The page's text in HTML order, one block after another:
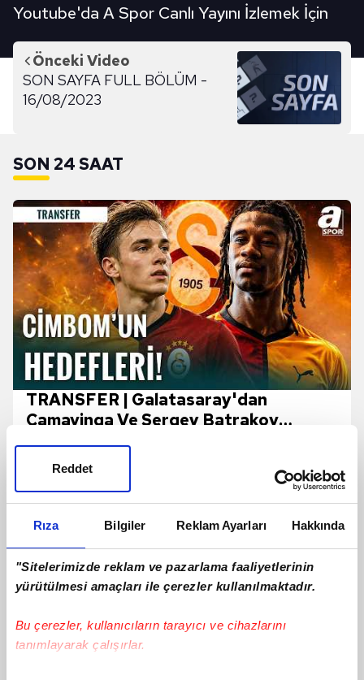
Rıza Bilgiler Reklam Ayarları Hakkında
"Sitelerimizde reklam ve pazarlama faaliyetlerinin
yürütülmesi amaçları ile çerezler kullanılmaktadır.
Bu çerezler, kullanıcıların tarayıcı ve cihazlarını
tanımlayarak çalışırlar.
Reddet
Youtube'da A Spor Canlı Yayını İzlemek İçin
Önceki Video
SON SAYFA FULL BÖLÜM -
16/08/2023
SON 24 SAAT
TRANSFER | Galatasaray'dan
Camavinga Ve Sergey Batrakov
Hamlesi!